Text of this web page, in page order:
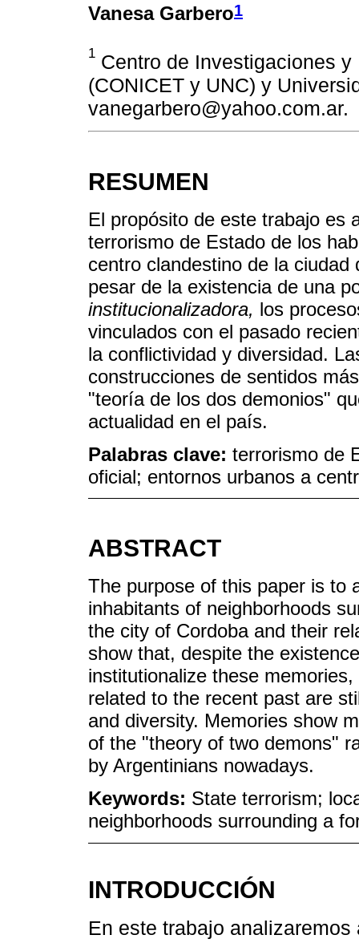
Vanesa Garbero1
1 Centro de Investigaciones
(CONICET y UNC) y
vanegarbero@yahoo.com.ar.
RESUMEN
El propósito de este trabajo es
terrorismo de Estado de los
centro clandestino de la
pesar de la existencia de una
institucionalizadora, los
vinculados con el pasado
la conflictividad y diversidad.
construcciones de sentidos
"teoría de los dos demonios"
actualidad en el país.
Palabras clave: terrorismo de
oficial; entornos urbanos a
ABSTRACT
The purpose of this paper is to
inhabitants of neighborhoods
the city of Cordoba and their
show that, despite the
institutionalize these
related to the recent past are
and diversity. Memories show
of the "theory of two demons"
by Argentinians nowadays.
Keywords: State terrorism;
neighborhoods surrounding a
INTRODUCCIÓN
En este trabajo